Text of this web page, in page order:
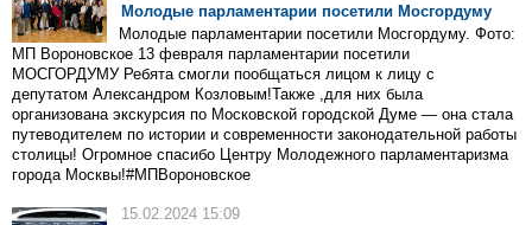
Молодые парламентарии посетили Мосгордуму
Молодые парламентарии посетили Мосгордуму. Фото:
МП Вороновское 13 февраля парламентарии посетили
МОСГОРДУМУ Ребята смогли пообщаться лицом к лицу с
депутатом Александром Козловым!Также ,для них была
организована экскурсия по Московской городской Думе — она стала
путеводителем по истории и современности законодательной работы
столицы! Огромное спасибо Центру Молодежного парламентаризма
города Москвы!#МПВороновское
15.02.2024 15:09